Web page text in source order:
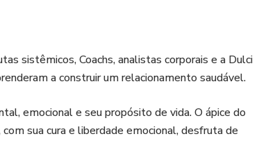
e promover paz no corpo.
as crises de ansiedade e promover paz
sistêmicos, Coachs, analistas corporais e a Dulci
a construir um relacionamento saudável.
emocional e seu propósito de vida. O ápice do
sua cura e liberdade emocional, desfruta de